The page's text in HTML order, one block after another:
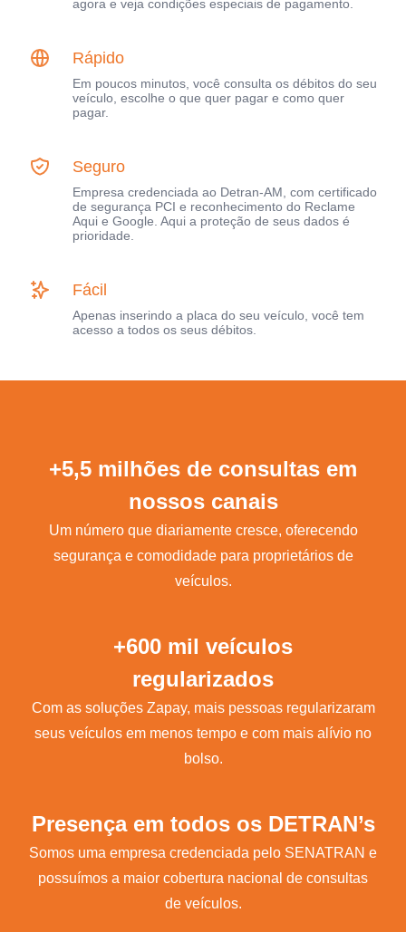
agora e veja condições especiais de pagamento.
Rápido
Em poucos minutos, você consulta os débitos do seu
veículo, escolhe o que quer pagar e como quer
pagar.
Seguro
Empresa credenciada ao Detran-AM, com certificado
de segurança PCI e reconhecimento do Reclame
Aqui e Google. Aqui a proteção de seus dados é
prioridade.
Fácil
Apenas inserindo a placa do seu veículo, você tem
acesso a todos os seus débitos.
+5,5 milhões de consultas em
nossos canais
Um número que diariamente cresce, oferecendo
segurança e comodidade para proprietários de
veículos.
+600 mil veículos
regularizados
Com as soluções Zapay, mais pessoas regularizaram
seus veículos em menos tempo e com mais alívio no
bolso.
Presença em todos os DETRAN’s
Somos uma empresa credenciada pelo SENATRAN e
possuímos a maior cobertura nacional de consultas
de veículos.